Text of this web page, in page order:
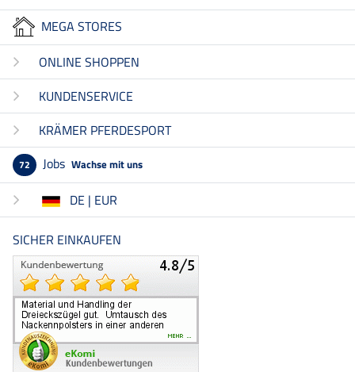
MEGA STORES
ONLINE SHOPPEN
KUNDENSERVICE
KRÄMER PFERDESPORT
72 Jobs Wachse mit uns
DE | EUR
SICHER EINKAUFEN